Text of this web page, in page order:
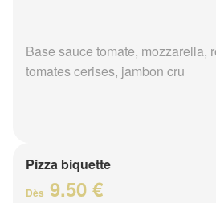
Base sauce tomate, mozzarella,
tomates cerises, jambon cru
Pizza biquette
Dès 9.50 €